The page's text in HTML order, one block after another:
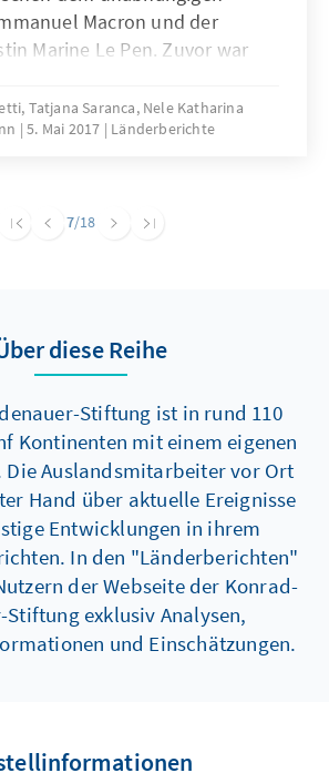
Macron und der
Marine Le Pen. Zuvor war
am 23. April
während Rivalin Le Pen 21,3
Le Pen, die ihm mit knapp 40
Tatjana Saranca, Nele Katharina
5. Mai 2017 Länderberichte
7/18
diese Reihe
Stiftung ist in rund 110
Kontinenten mit einem eigenen
Die Auslandsmitarbeiter vor Ort
Hand über aktuelle Ereignisse
Entwicklungen in ihrem
In den "Länderberichten"
der Webseite der Konrad-
Stiftung exklusiv Analysen,
und Einschätzungen.